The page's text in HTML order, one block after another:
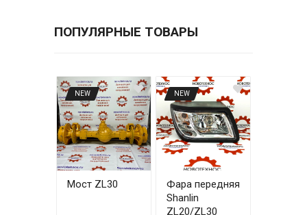
ПОПУЛЯРНЫЕ ТОВАРЫ
NEW
Мост ZL30
NEW
Фара передняя
Shanlin
ZL20/ZL30